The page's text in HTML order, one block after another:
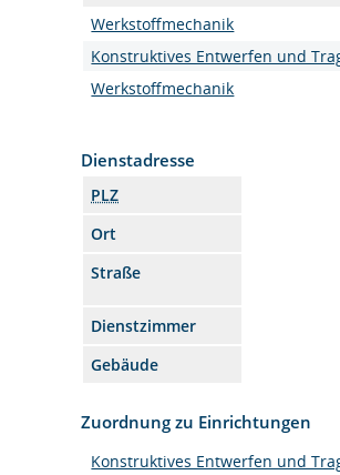
Werkstoffmechanik
Konstruktives Entwerfen und
Werkstoffmechanik
Dienstadresse
PLZ
Ort
Straße
Dienstzimmer
Gebäude
Zuordnung zu Einrichtungen
Konstruktives Entwerfen und